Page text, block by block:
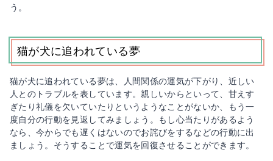
う。
猫が犬に追われている夢
猫が犬に追われている夢は、人間関係の運気が下がり、近しい
人とのトラブルを表しています。親しいからといって、甘えす
ぎたり礼儀を欠いていたりというようなことがないか、もう一
度自分の行動を見返してみましょう。もし心当たりがあるよう
なら、今からでも遅くはないのでお詫びをするなどの行動に出
ましょう。そうすることで運気を回復させることができます。